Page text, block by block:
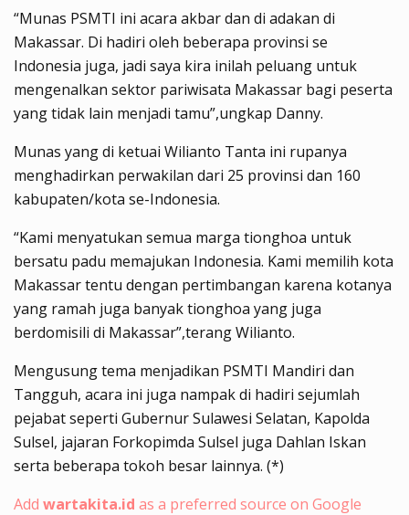
“Munas PSMTI ini acara akbar dan di adakan di
Makassar. Di hadiri oleh beberapa provinsi se
Indonesia juga, jadi saya kira inilah peluang untuk
mengenalkan sektor pariwisata Makassar bagi peserta
yang tidak lain menjadi tamu”,ungkap Danny.
Munas yang di ketuai Wilianto Tanta ini rupanya
menghadirkan perwakilan dari 25 provinsi dan 160
kabupaten/kota se-Indonesia.
“Kami menyatukan semua marga tionghoa untuk
bersatu padu memajukan Indonesia. Kami memilih kota
Makassar tentu dengan pertimbangan karena kotanya
yang ramah juga banyak tionghoa yang juga
berdomisili di Makassar”,terang Wilianto.
Mengusung tema menjadikan PSMTI Mandiri dan
Tangguh, acara ini juga nampak di hadiri sejumlah
pejabat seperti Gubernur Sulawesi Selatan, Kapolda
Sulsel, jajaran Forkopimda Sulsel juga Dahlan Iskan
serta beberapa tokoh besar lainnya. (*)
Add wartakita.id as a preferred source on Google